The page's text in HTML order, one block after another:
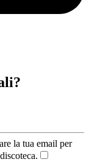
la tua email per